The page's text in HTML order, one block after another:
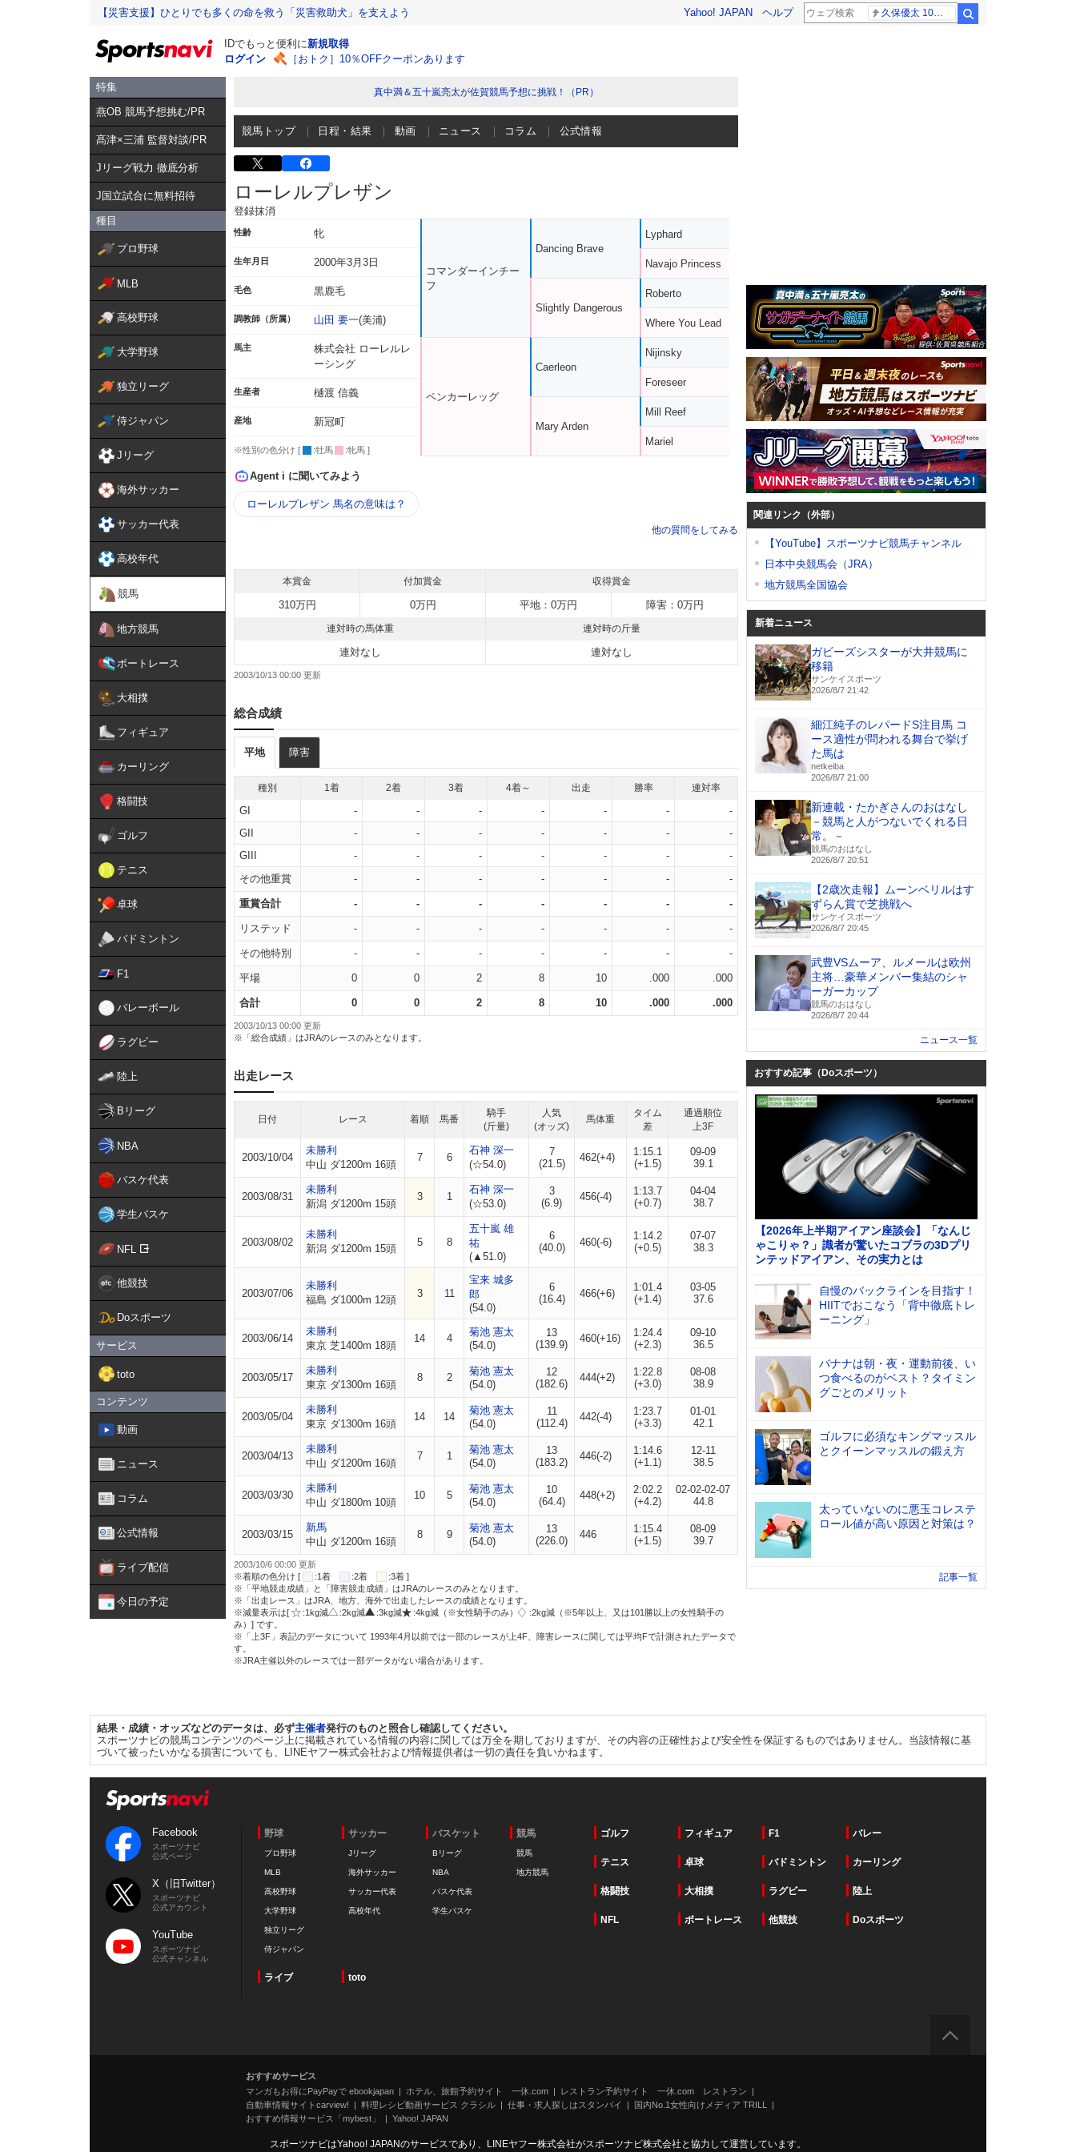
【災害支援】ひとりでも多くの命を救う「災害救助犬」を支えよう Yahoo! JAPAN ヘルプ
IDでもっと便利に新規取得
ログイン
［おトク］10％OFFクーポンあります
特集
燕OB 競馬予想挑む/PR
髙津×三浦 監督対談/PR
Jリーグ戦力 徹底分析
J国立試合に無料招待
種目
プロ野球
MLB
高校野球
大学野球
独立リーグ
侍ジャパン
Jリーグ
海外サッカー
サッカー代表
高校年代
競馬
地方競馬
ボートレース
大相撲
フィギュア
カーリング
格闘技
ゴルフ
テニス
卓球
バドミントン
F1
バレーボール
ラグビー
陸上
Bリーグ
NBA
バスケ代表
学生バスケ
NFL
他競技
Doスポーツ
サービス
toto
コンテンツ
動画
ニュース
コラム
公式情報
ライブ配信
今日の予定
真中満＆五十嵐亮太が佐賀競馬予想に挑戦！（PR）
競馬トップ 日程・結果 動画 ニュース コラム 公式情報
ローレルプレザン
登録抹消
性齢 牝
生年月日 2000年3月3日
毛色 黒鹿毛
調教師（所属） 山田 要一(美浦)
馬主
株式会社 ローレルレ
ーシング
生産者 樋渡 信義
産地 新冠町
※性別の色分け [ :牡馬 :牝馬 ]
コマンダーインチー
フ
ペンカーレッグ
Dancing Brave
Slightly Dangerous
Caerleon
Mary Arden
Lyphard
Navajo Princess
Roberto
Where You Lead
Nijinsky
Foreseer
Mill Reef
Mariel
Agent i に聞いてみよう
ローレルプレザン 馬名の意味は？
他の質問をしてみる
本賞金 付加賞金 収得賞金
310万円 0万円 平地：0万円 障害：0万円
連対時の馬体重 連対時の斤量
連対なし 連対なし
2003/10/13 00:00
総合成績
平地 障害
種別 1着 2着 3着 4着～ 出走 勝率 連対率
GI - - - - - -
-
GII
- - - - - -
-
GIII
- - - - - -
-
その他重賞
- - - - - - -
重賞合計 - - - - - - -
リステッド - - - - - - -
その他特別 - - - - - - -
平場 0 0 2 8 10 .000 .000
合計 0 0 2 8 10 .000 .000
2003/10/13 00:00 更新
※「総合成績」はJRAのレースのみとなります。
出走レース
日付 レース 着順 馬番
騎手
(斤量)
人気
(オッズ)
馬体重
タイム
差
通過順位
上3F
2003/10/04
未勝利
中山 ダ1200m 16頭
7 6
石神 深一
(☆54.0)
7
(21.5)
462(+4)
1:15.1
(+1.5)
09-09
39.1
2003/08/31
未勝利
新潟 ダ1200m 15頭
3 1
石神 深一
(☆53.0)
3
(6.9)
456(-4)
1:13.7
(+0.7)
04-04
38.7
2003/08/02
未勝利
新潟 ダ1200m 15頭
5 8
五十嵐 雄
祐
(▲51.0)
6
(40.0)
460(-6)
1:14.2
(+0.5)
07-07
38.3
2003/07/06
未勝利
福島 ダ1000m 12頭
3 11
宝来 城多
郎
(54.0)
6
(16.4)
466(+6)
1:01.4
(+1.4)
03-05
37.6
2003/06/14
未勝利
東京 芝1400m 18頭
14 4
菊池 憲太
(54.0)
13
(139.9)
460(+16)
1:24.4
(+2.3)
09-10
36.5
2003/05/17
未勝利
東京 ダ1300m 16頭
8 2
菊池 憲太
(54.0)
12
(182.6)
444(+2)
1:22.8
(+3.0)
08-08
38.9
2003/05/04
未勝利
東京 ダ1300m 16頭
14 14
菊池 憲太
(54.0)
11
(112.4)
442(-4)
1:23.7
(+3.3)
01-01
42.1
2003/04/13
未勝利
中山 ダ1200m 16頭
7 1
菊池 憲太
(54.0)
13
(183.2)
446(-2)
1:14.6
(+1.1)
12-11
38.5
2003/03/30
未勝利
中山 ダ1800m 10頭
10 5
菊池 憲太
(54.0)
10
(64.4)
448(+2)
2:02.2
(+4.2)
02-02-02-07
44.8
2003/03/15
新馬
中山 ダ1200m 16頭
8 9
菊池 憲太
(54.0)
13
(226.0)
446
1:15.4
(+1.5)
08-09
39.7
2003/10/6 00:00 更新
※着順の色分け [
:1着 :2着
:3着 ]
※「平地競走成績」と「障害競走成績」はJRAのレースのみとなります。
※「出走レース」はJRA、地方、海外で出走したレースの成績となります。
※減量表示は[
:1kg減 :2kg減 :3kg減 :4kg減（※女性騎手のみ）
:2kg減（※5年以上、又は101勝以上の女性騎手の
み）] です。
※「上3F」表記のデータについて 1993年4月以前では一部のレースが上4F、障害レースに関しては平均Fで計測されたデータで
す。
※JRA主催以外のレースでは一部データがない場合があります。
関連リンク（外部）
【YouTube】スポーツナビ競馬チャンネル
日本中央競馬会（JRA）
地方競馬全国協会
新着ニュース
ガビーズシスターが大井競馬に
移籍
サンケイスポーツ
2026/8/7 21:42
細江純子のレパードS注目馬 コ
ース適性が問われる舞台で挙げ
た馬は
netkeiba
2026/8/7 21:00
新連載・たかぎさんのおはなし
－競馬と人がつないでくれる日
常。－
競馬のおはなし
2026/8/7 20:51
【2歳次走報】ムーンベリルはす
ずらん賞で芝挑戦へ
サンケイスポーツ
2026/8/7 20:45
武豊VSムーア、ルメールは欧州
主将…豪華メンバー集結のシャ
ーガーカップ
競馬のおはなし
2026/8/7 20:44
ニュース一覧
おすすめ記事（Doスポーツ）
【2026年上半期アイアン座談会】「なんじ
ゃこりゃ？」識者が驚いたコブラの3Dプリ
ンテッドアイアン、その実力とは
自慢のバックラインを目指す！
HIITでおこなう「背中徹底トレ
ーニング」
バナナは朝・夜・運動前後、い
つ食べるのがベスト？タイミン
グごとのメリット
ゴルフに必須なキングマッスル
とクイーンマッスルの鍛え方
太っていないのに悪玉コレステ
ロール値が高い原因と対策は？
記事一覧
結果・成績・オッズなどのデータは、必ず主催者発行のものと照合し確認してください。
スポーツナビの競馬コンテンツのページ上に掲載されている情報の内容に関しては万全を期しておりますが、その内容の正確性および安全性を保証するものではありません。当該情報に基
づいて被ったいかなる損害についても、LINEヤフー株式会社および情報提供者は一切の責任を負いかねます。
Facebook
スポーツナビ
公式ページ
X（旧Twitter）
スポーツナビ
公式アカウント
YouTube
スポーツナビ
公式チャンネル
野球
プロ野球
MLB
高校野球
大学野球
独立リーグ
侍ジャパン
サッカー
Jリーグ
海外サッカー
サッカー代表
高校年代
バスケット
Bリーグ
NBA
バスケ代表
学生バスケ
競馬
競馬
地方競馬
ゴルフ フィギュア F1 バレー
テニス 卓球 バドミントン カーリング
格闘技 大相撲 ラグビー 陸上
NFL ボートレース 他競技 Doスポーツ
ライブ toto
おすすめサービス
マンガもお得にPayPayで ebookjapan
ホテル、旅館予約サイト 一休.com
レストラン予約サイト 一休.com レストラン
自動車情報サイトcarview!
料理レシピ動画サービス クラシル 仕事・求人探しはスタンバイ
国内No.1女性向けメディア TRILL
おすすめ情報サービス「mybest」
Yahoo! JAPAN
スポーツナビはYahoo! JAPANのサービスであり、LINEヤフー株式会社がスポーツナビ株式会社と協力して運営しています。